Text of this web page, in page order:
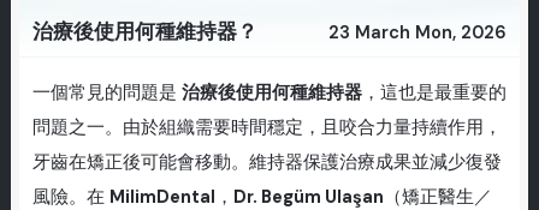
治療後使用何種維持器？ 23 March Mon, 2026
一個常見的問題是 治療後使用何種維持器，這也是最重要的
問題之一。由於組織需要時間穩定，且咬合力量持續作用，
牙齒在矯正後可能會移動。維持器保護治療成果並減少復發
風險。在 MilimDental ， Dr. Begüm Ulaşan （矯正醫生／